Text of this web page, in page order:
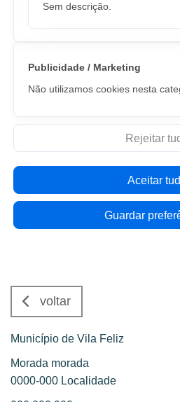
Sem descrição.
Publicidade / Marketing
Não utilizamos cookies nesta
Rejeitar
Aceitar
Guardar
voltar
Município de Vila Feliz
Morada morada
0000-000 Localidade